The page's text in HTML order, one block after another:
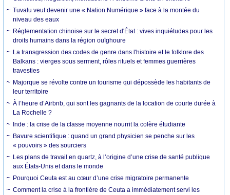
Tuvalu veut devenir une « Nation Numérique » face à la montée du
niveau des eaux
Réglementation chinoise sur le secret d'État : vives inquiétudes pour les
droits humains dans la région ouïghoure
La transgression des codes de genre dans l'histoire et le folklore des
Balkans : vierges sous serment, rôles rituels et femmes guerrières
travesties
Majorque se révolte contre un tourisme qui dépossède les habitants de
leur territoire
À l’heure d’Airbnb, qui sont les gagnants de la location de courte durée à
La Rochelle ?
Inde : la crise de la classe moyenne nourrit la colère étudiante
Bavure scientifique : quand un grand physicien se penche sur les
« pouvoirs » des sourciers
Les plans de travail en quartz, à l’origine d’une crise de santé publique
aux États-Unis et dans le monde
Pourquoi Ceuta est au cœur d’une crise migratoire permanente
Comment la crise à la frontière de Ceuta a immédiatement servi les